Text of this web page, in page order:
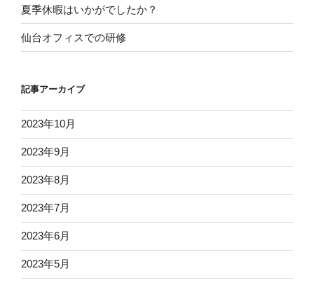
夏季休暇はいかがでしたか？
仙台オフィスでの研修
記事アーカイブ
2023年10月
2023年9月
2023年8月
2023年7月
2023年6月
2023年5月